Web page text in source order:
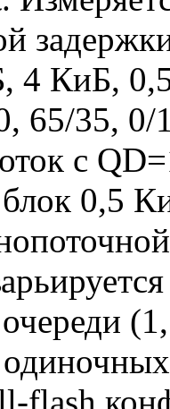
4 КиБ,
65/35,
с
0,5
flash